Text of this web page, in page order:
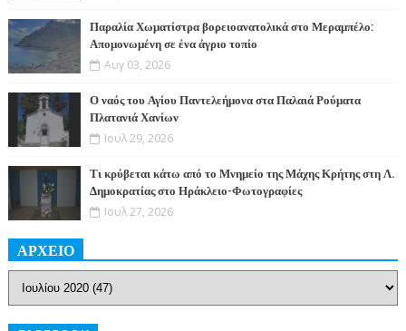
Παραλία Χωματίστρα βορειοανατολικά στο Μεραμπέλο:
Απομονωμένη σε ένα άγριο τοπίο
Αυγ 03, 2026
Ο ναός του Αγίου Παντελεήμονα στα Παλαιά Ρούματα
Πλατανιά Χανίων
Ιουλ 29, 2026
Τι κρύβεται κάτω από το Μνημείο της Μάχης Κρήτης στη Λ.
Δημοκρατίας στο Ηράκλειο-Φωτογραφίες
Ιουλ 27, 2026
ΑΡΧΕΙΟ